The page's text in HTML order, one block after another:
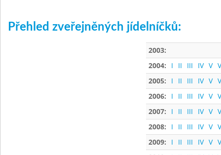
Přehled zveřejněných jídelníčků:
2003:
2004:
I II III IV V
2005:
I II III IV V
2006:
I II III IV V
2007:
I II III IV V
2008:
I II III IV V
2009:
I II III IV V